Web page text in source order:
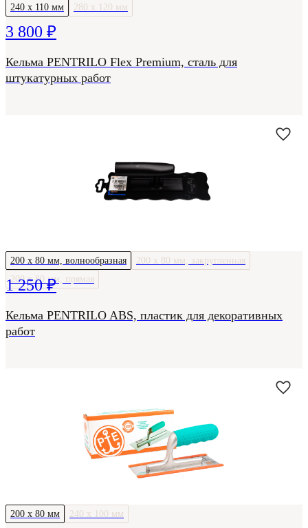
240 х 110 мм 280 х 120 мм
3 800 ₽
Кельма PENTRILO Flex Premium, сталь для
штукатурных работ
200 х 80 мм, волнообразная
200 х 80 мм, закругленная
200 х 80 мм, прямая
1 250 ₽
Кельма PENTRILO ABS, пластик для декоративных
работ
200 х 80 мм 240 х 100 мм